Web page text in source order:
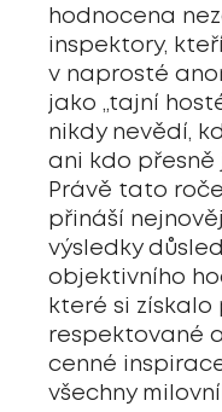
hodnocena
inspektory,
v naprosté
jako „tajní
nikdy nevědí,
ani kdo přesně
Právě tato
přináší
výsledky
objektivního
které si získalo
respektované
cenné
všechny